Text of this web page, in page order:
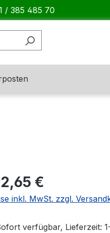
/ 385 485 70
Preis:
€
inkl. MwSt. zzgl.
verfügbar, Lieferzeit: